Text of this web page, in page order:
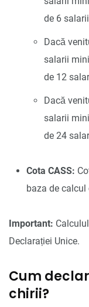
de 6
Dacă
salarii
de 12
Dacă
salarii
de 24
Cota CASS:
baza de
Important:
Declarației Unice.
Cum
chirii?